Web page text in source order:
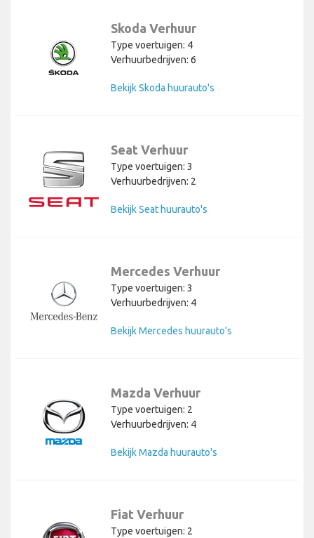
Skoda Verhuur
Type voertuigen: 4
Verhuurbedrijven: 6
Bekijk Skoda huurauto's
Seat Verhuur
Type voertuigen: 3
Verhuurbedrijven: 2
Bekijk Seat huurauto's
Mercedes Verhuur
Type voertuigen: 3
Verhuurbedrijven: 4
Bekijk Mercedes huurauto's
Mazda Verhuur
Type voertuigen: 2
Verhuurbedrijven: 4
Bekijk Mazda huurauto's
Fiat Verhuur
Type voertuigen: 2